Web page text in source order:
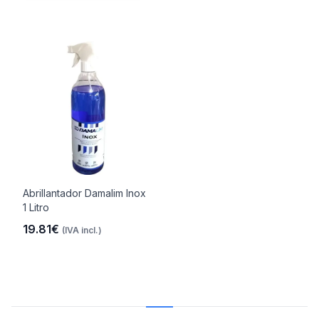
Abrillantador Damalim Inox
1 Litro
19.81€ (IVA incl.)